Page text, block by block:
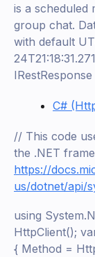
is a scheduled
group chat.
with default
C#
// This code
the .NET
https://
us/dotnet/api/
using
HttpClient();
{ Method =